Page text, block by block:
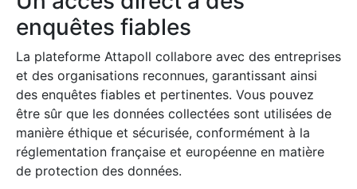
enquêtes fiables
La plateforme Attapoll collabore avec des entreprises
et des organisations reconnues, garantissant ainsi
des enquêtes fiables et pertinentes. Vous pouvez
être sûr que les données collectées sont utilisées de
manière éthique et sécurisée, conformément à la
réglementation française et européenne en matière
de protection des données.